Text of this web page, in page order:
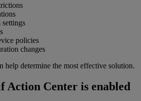
settings
policies
changes
help determine the most effective solution.
Action Center is enabled